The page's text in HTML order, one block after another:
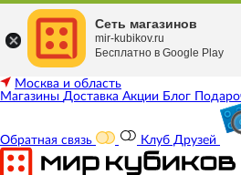
Москва и область
Магазины Доставка Акции Блог
Обратная связь Клуб Друзей
Сеть магазинов
mir-kubikov.ru
Бесплатно в Google Play